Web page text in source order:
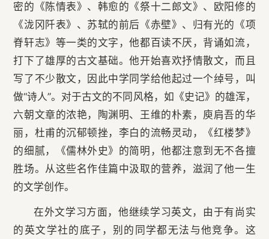
密的《陈情表》、韩愈的《祭十二郎文》、欧阳修的
《泷冈阡表》、苏轼的前后《赤壁》、归有光的《项
脊轩志》等一类的文字，他都百读不厌，背诵如流，
打下了雄厚的古文基础。他开始喜欢抒情散文，而且
写了不少散文，因此中学同学给他起过一个绰号，叫
做“诗人”。对于古文的不同风格，如《史记》的雄浑，
六朝文章的浓艳，陶渊明、王维的朴素，庾肩吾的华
丽，杜甫的沉郁顿挫，李白的流畅灵动，《红楼梦》
的细腻，《儒林外史》的简明，他都注意到无不各擅
胜场。从这些名作佳篇中汲取的营养，滋润了他一生
的文学创作。
在外文学习方面，他继续学习英文，由于有尚实
的英文学社的底子，别的同学都无法与他竞争。这